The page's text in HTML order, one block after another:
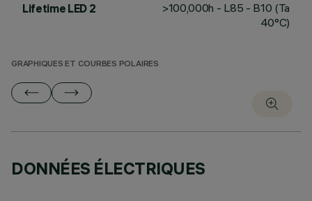
Lifetime LED 2
>100,000h - L85 - B10 (Ta
40°C)
GRAPHIQUES ET COURBES POLAIRES
DONNÉES ÉLECTRIQUES